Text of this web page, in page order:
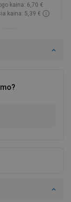
kaina: 6,70 €
kaina: 5,39 €